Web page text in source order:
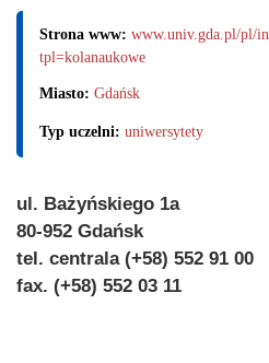
Strona www: www.univ.gda.pl/pl/
tpl=kolanaukowe
Miasto: Gdańsk
Typ uczelni: uniwersytety
ul. Bażyńskiego 1a
80-952 Gdańsk
tel. centrala (+58) 552 91 00
fax. (+58) 552 03 11